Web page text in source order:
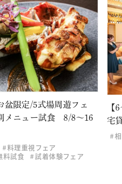
盆限定/5式場周遊フェ
メニュー試食 8/8～16
料理重視フェア
料試食 試着体験フェア
【
宅